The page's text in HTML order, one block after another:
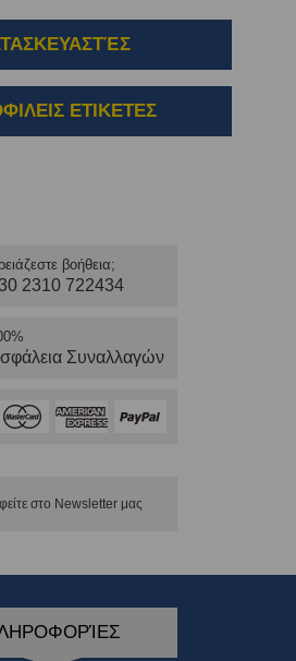
ΕΤΙΚΕΤΕΣ
βοήθεια;
2310 722434
Συναλλαγών
στο Νewsletter μας